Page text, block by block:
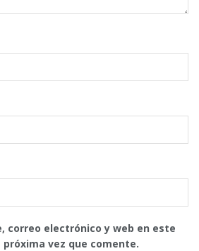
correo electrónico y web en este
vez que comente.